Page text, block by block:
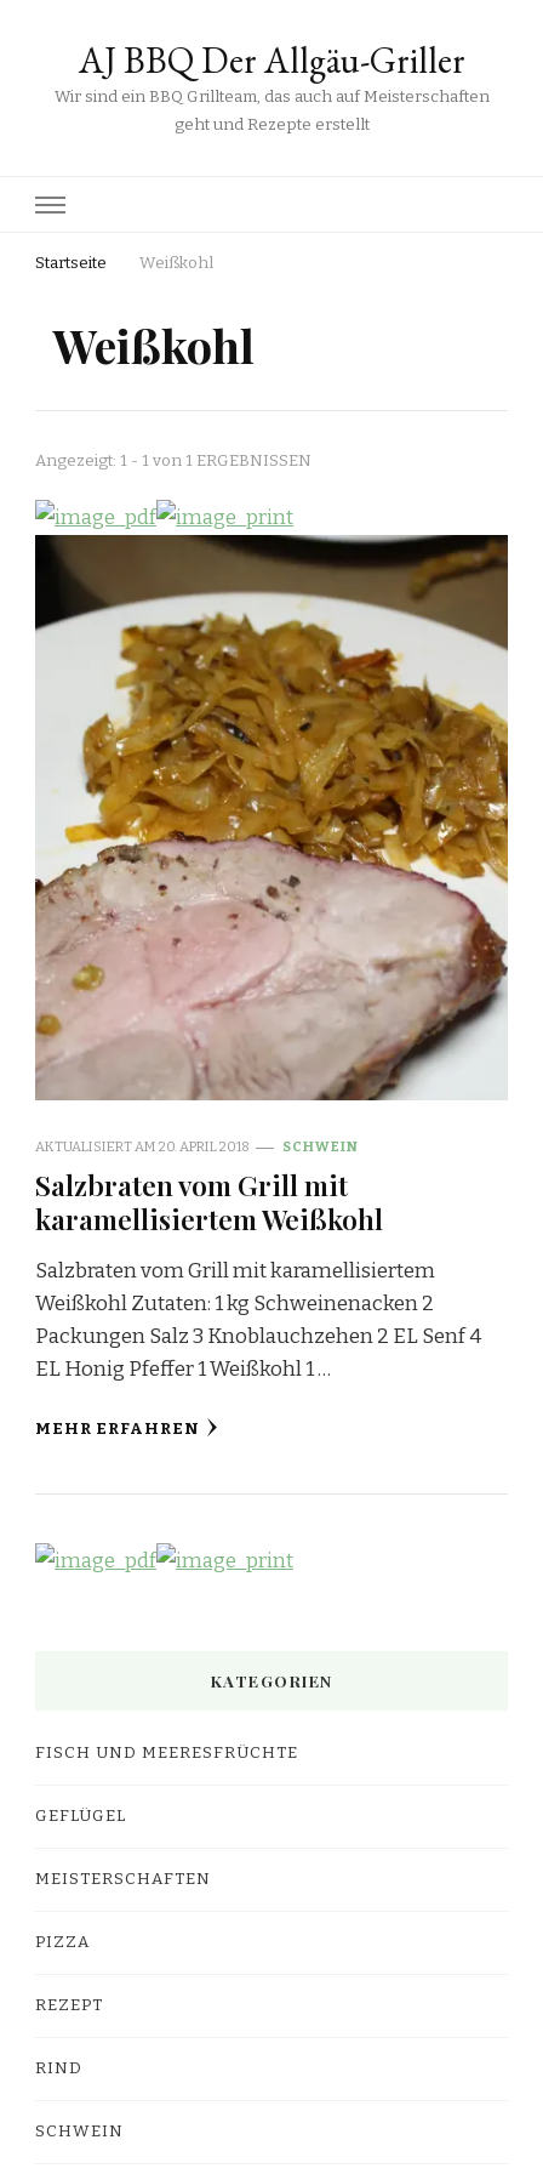
AJ BBQ Der Allgäu-Griller
Wir sind ein BBQ Grillteam, das auch auf Meisterschaften
geht und Rezepte erstellt
Startseite Weißkohl
Weißkohl
Angezeigt: 1 - 1 von 1 ERGEBNISSEN
AKTUALISIERT AM 20. APRIL 2018 SCHWEIN
Salzbraten vom Grill mit
karamellisiertem Weißkohl
Salzbraten vom Grill mit karamellisiertem
Weißkohl Zutaten: 1 kg Schweinenacken 2
Packungen Salz 3 Knoblauchzehen 2 EL Senf 4
EL Honig Pfeffer 1 Weißkohl 1 …
MEHR ERFAHREN
KATEGORIEN
FISCH UND MEERESFRÜCHTE
GEFLÜGEL
MEISTERSCHAFTEN
PIZZA
REZEPT
RIND
SCHWEIN